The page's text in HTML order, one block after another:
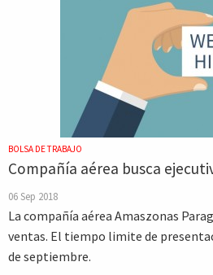
BOLSA DE TRABAJO
Compañía aérea busca
06 Sep 2018
La compañía aérea Amaszonas
ventas. El tiempo limite de
de septiembre.